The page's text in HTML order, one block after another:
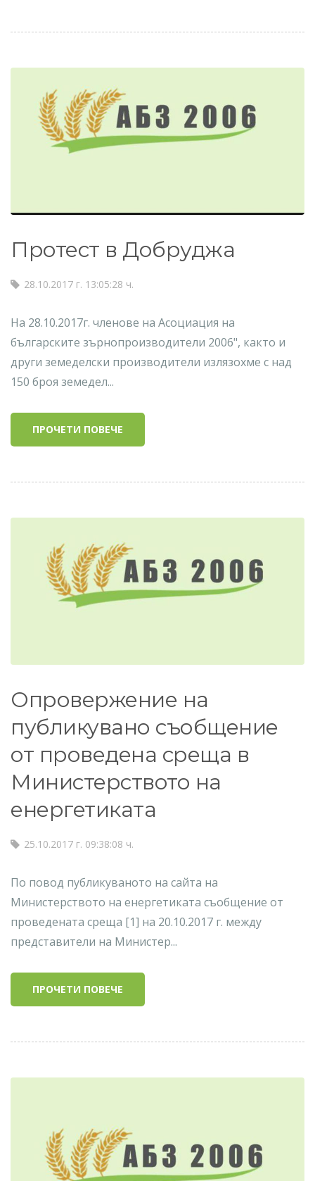
Протест в Добруджа
28.10.2017 г. 13:05:28 ч.
На 28.10.2017г. членове на Асоциация на
българските зърнопроизводители 2006", както и
други земеделски производители излязохме с над
150 броя земедел...
ПРОЧЕТИ ПОВЕЧЕ
Опровержение на
публикувано съобщение
от проведена среща в
Министерството на
енергетиката
25.10.2017 г. 09:38:08 ч.
По повод публикуваното на сайта на
Министерството на енергетиката съобщение от
проведената среща [1] на 20.10.2017 г. между
представители на Министер...
ПРОЧЕТИ ПОВЕЧЕ